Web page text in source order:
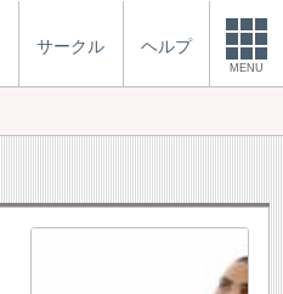
サークル ヘルプ
MENU